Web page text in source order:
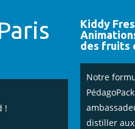
!
Kiddy
des fruits
Notre
distiller